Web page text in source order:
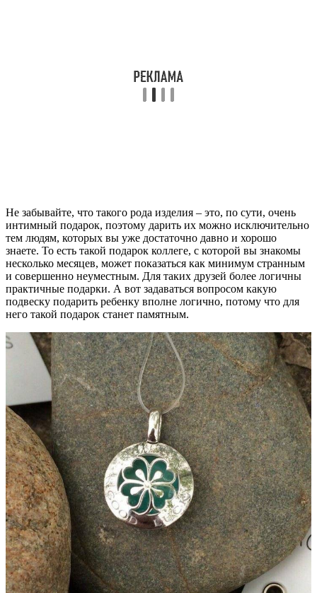
Не забывайте, что такого рода изделия – это, по сути, очень
интимный подарок, поэтому дарить их можно исключительно
тем людям, которых вы уже достаточно давно и хорошо
знаете. То есть такой подарок коллеге, с которой вы знакомы
несколько месяцев, может показаться как минимум странным
и совершенно неуместным. Для таких друзей более логичны
практичные подарки. А вот задаваться вопросом какую
подвеску подарить ребенку вполне логично, потому что для
него такой подарок станет памятным.